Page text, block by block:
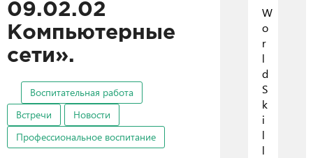
09.02.02
Компьютерные
сети».
Воспитательная работа
Встречи
Новости
Профессиональное воспитание
W
o
r
l
d
S
k
i
l
l